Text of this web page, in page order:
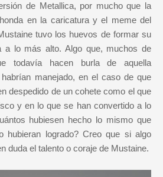
de Metallica, por mucho que la
en la caricatura y el meme del
tuvo los huevos de formar su
a lo más alto. Algo que, muchos de
todavía hacen burla de aquella
manejado, en el caso de que
despedido de un cohete como el que
y en lo que se han convertido a lo
hubiesen hecho lo mismo que
hubieran logrado? Creo que si algo
duda el talento o coraje de Mustaine.